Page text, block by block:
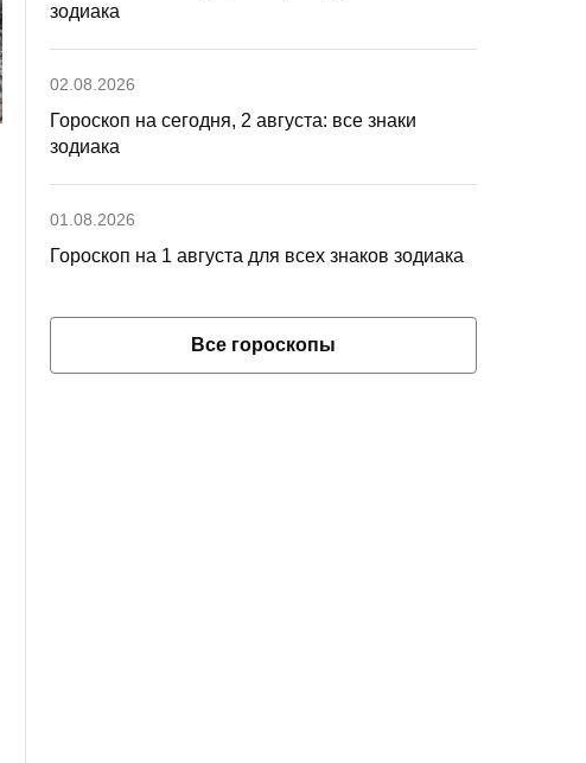
зодиака
02.08.2026
Гороскоп на сегодня, 2 августа: все знаки
зодиака
01.08.2026
Гороскоп на 1 августа для всех знаков зодиака
Все гороскопы